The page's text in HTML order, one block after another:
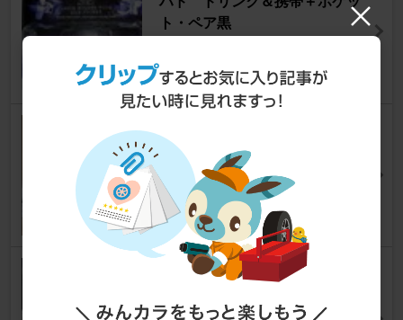
ト・ペア黒
こなみづきさん
0
パー
[C25]
Magic32さん
6
カーメイト CZ92ドリンクホル
コ）同時ホールド